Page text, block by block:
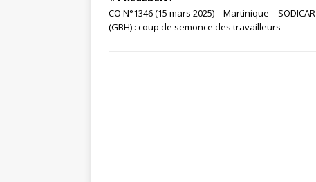
CO N°1346 (15 mars 2025) – Martinique – SODICAR
(GBH) : coup de semonce des travailleurs